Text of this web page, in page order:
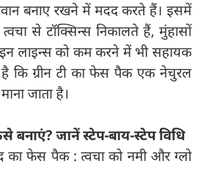
बनाए रखने में मदद करते हैं। इसमें
से टॉक्सिन्स निकालते हैं, मुंहासों
लाइन्स को कम करने में भी सहायक
है कि ग्रीन टी का फेस पैक एक नेचुरल
जाता है।
बनाएं? जानें स्टेप-बाय-स्टेप विधि
का फेस पैक : त्वचा को नमी और ग्लो